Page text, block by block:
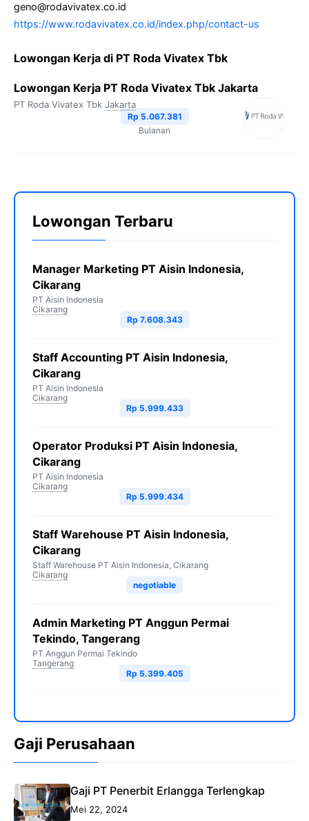
geno@rodavivatex.co.id
https://www.rodavivatex.co.id/index.php/contact-us
Lowongan Kerja di PT Roda Vivatex Tbk
Lowongan Kerja PT Roda Vivatex Tbk Jakarta
PT Roda Vivatex Tbk Jakarta
Rp 5.067.381
Bulanan
Lowongan Terbaru
Manager Marketing PT Aisin Indonesia,
Cikarang
PT Aisin Indonesia
Cikarang
Rp 7.608.343
Staff Accounting PT Aisin Indonesia,
Cikarang
PT Aisin Indonesia
Cikarang
Rp 5.999.433
Operator Produksi PT Aisin Indonesia,
Cikarang
PT Aisin Indonesia
Cikarang
Rp 5.999.434
Staff Warehouse PT Aisin Indonesia,
Cikarang
Staff Warehouse PT Aisin Indonesia, Cikarang
Cikarang
negotiable
Admin Marketing PT Anggun Permai
Tekindo, Tangerang
PT Anggun Permai Tekindo
Tangerang
Rp 5.399.405
Gaji Perusahaan
Gaji PT Penerbit Erlangga Terlengkap
Mei 22, 2024